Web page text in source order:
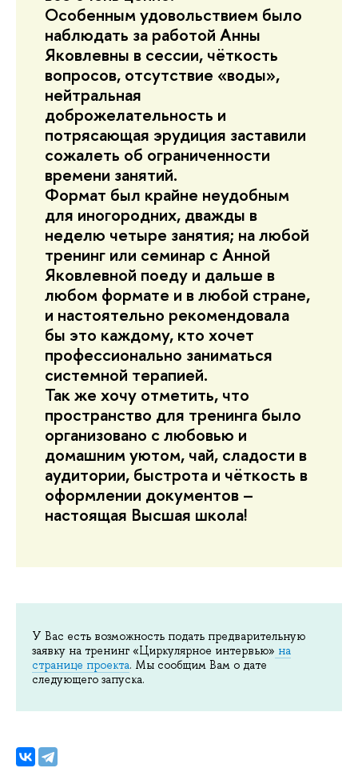
Особенным удовольствием было
наблюдать за работой Анны
Яковлевны в сессии, чёткость
вопросов, отсутствие «воды»,
нейтральная
доброжелательность и
потрясающая эрудиция заставили
сожалеть об ограниченности
времени занятий.
Формат был крайне неудобным
для иногородних, дважды в
неделю четыре занятия; на любой
тренинг или семинар с Анной
Яковлевной поеду и дальше в
любом формате и в любой стране,
и настоятельно рекомендовала
бы это каждому, кто хочет
профессионально заниматься
системной терапией.
Так же хочу отметить, что
пространство для тренинга было
организовано с любовью и
домашним уютом, чай, сладости в
аудитории, быстрота и чёткость в
оформлении документов –
настоящая Высшая школа!
У Вас есть возможность подать предварительную
заявку на тренинг «Циркулярное интервью» на
странице проекта. Мы сообщим Вам о дате
следующего запуска.